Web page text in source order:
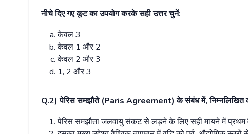
नीचेदिएगएकूटकाउपयोगकरकेसहीउत्तरचुनें:
केवल3
केवल 1 और2
केवल 2 और3
1, 2 और3
Q.2)पेरिससमझौते(Paris Agreement)केसंबंधमें,निम्नलिखित
पेरिससमझौताजलवायुसंकटसेलड़नेकेलिएसहीमायनेमेंप्रथम